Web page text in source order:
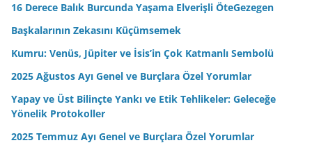
16 Derece Balık Burcunda Yaşama Elverişli ÖteGezegen
Başkalarının Zekasını Küçümsemek
Kumru: Venüs, Jüpiter ve İsis’in Çok Katmanlı Sembolü
2025 Ağustos Ayı Genel ve Burçlara Özel Yorumlar
Yapay ve Üst Bilinçte Yankı ve Etik Tehlikeler: Geleceğe
Yönelik Protokoller
2025 Temmuz Ayı Genel ve Burçlara Özel Yorumlar